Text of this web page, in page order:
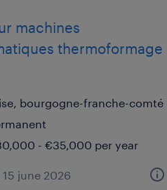
machines
thermoformage
bourgogne-franche-comté
- €35,000 per year
june 2026